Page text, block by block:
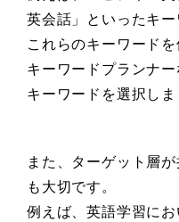
英会話」といったキー
これらのキーワード
キーワードプランナ
キーワードを選択しま
また、ターゲット層
も大切です。
例えば、英語学習に